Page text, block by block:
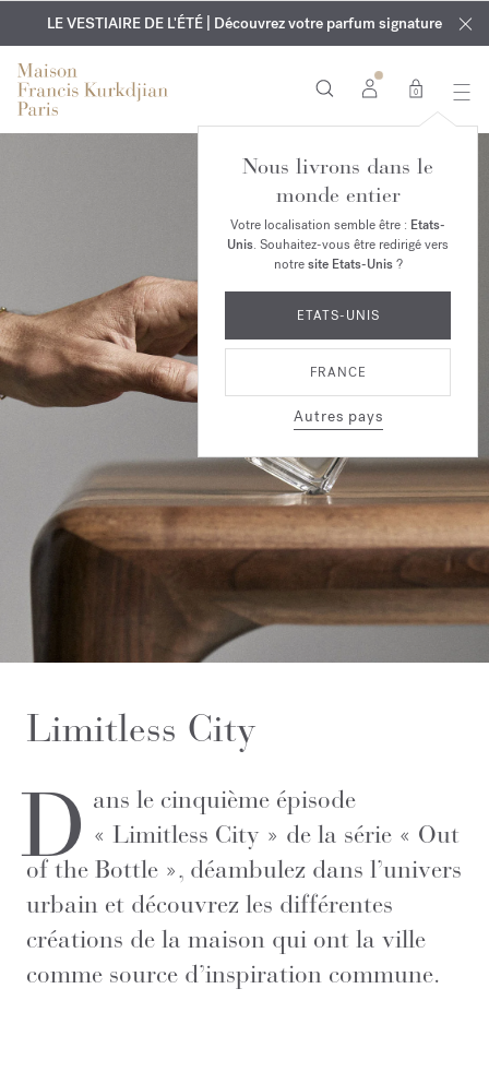
EXCLUSIF | Découvrez le nouveau parfum OUD
velvet mood
dans votre commande*
GRAVURE OFFERTE | Sur tous les parfums et huiles pour le
corps jusqu'au 9 août
LE VESTIAIRE DE L'ÉTÉ | Découvrez votre parfum signature
0
Nous livrons dans le
monde entier
Votre localisation semble être : Etats-
Unis. Souhaitez-vous être redirigé vers
notresite Etats-Unis?
ETATS-UNIS
FRANCE
Autres pays
Limitless City
D ans le cinquième épisode
« Limitless City » de la série « Out
of the Bottle », déambulez dans l’univers
urbain et découvrez les différentes
créations de la maison qui ont la ville
comme source d’inspiration commune.